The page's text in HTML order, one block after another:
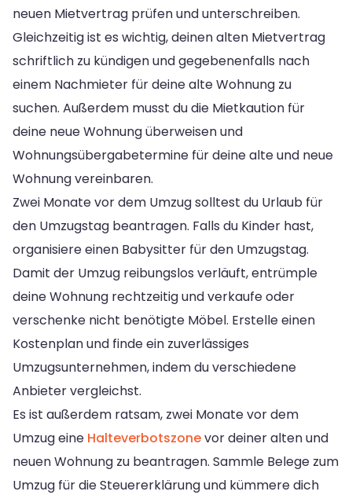
neuen Mietvertrag prüfen und unterschreiben.
Gleichzeitig ist es wichtig, deinen alten Mietvertrag
schriftlich zu kündigen und gegebenenfalls nach
einem Nachmieter für deine alte Wohnung zu
suchen. Außerdem musst du die Mietkaution für
deine neue Wohnung überweisen und
Wohnungsübergabetermine für deine alte und neue
Wohnung vereinbaren.
Zwei Monate vor dem Umzug solltest du Urlaub für
den Umzugstag beantragen. Falls du Kinder hast,
organisiere einen Babysitter für den Umzugstag.
Damit der Umzug reibungslos verläuft, entrümple
deine Wohnung rechtzeitig und verkaufe oder
verschenke nicht benötigte Möbel. Erstelle einen
Kostenplan und finde ein zuverlässiges
Umzugsunternehmen, indem du verschiedene
Anbieter vergleichst.
Es ist außerdem ratsam, zwei Monate vor dem
Umzug eine Halteverbotszonevor deiner alten und
neuen Wohnung zu beantragen. Sammle Belege zum
Umzug für die Steuererklärung und kümmere dich